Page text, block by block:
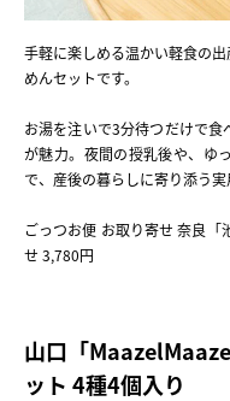
手軽に楽しめる温かい軽食の
めんセットです。
お湯を注いで3分待つだけで
が魅力。夜間の授乳後や、ゆ
で、産後の暮らしに寄り添う実
ごっつお便 お取り寄せ 奈良
せ 3,780円
山口「
ット 4種4個入り